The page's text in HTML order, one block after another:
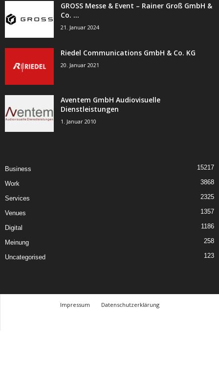
GROSS Messe & Event – Rainer Groß GmbH &
Co. ...
21. Januar 2024
Riedel Communications GmbH & Co. KG
20. Januar 2021
Aventem GmbH Audiovisuelle
Dienstleistungen
1. Januar 2010
Business 15217
Work 3868
Services 2325
Venues 1357
Digital 1186
Meinung 258
Uncategorised 123
Impressum
Datenschutzerklärung